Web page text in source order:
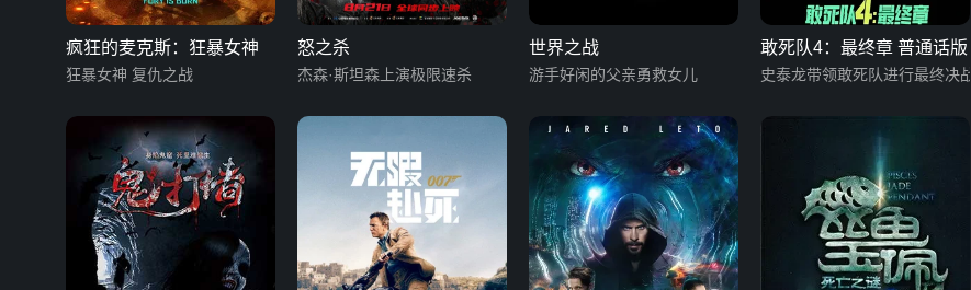
疯狂的麦克斯：狂暴女神
狂暴女神 复仇之战
怒之杀
杰森·斯坦森上演极限速杀
世界之战
游手好闲的父亲勇救女儿
敢死队4：最终章 普通话版
史泰龙带领敢死队进行最终决战